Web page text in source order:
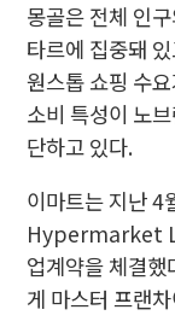
몽골은 전체 인
타르에 집중돼
원스톱 쇼핑 수
소비 특성이 노
단하고 있다.
이마트는 지난 4
Hypermarket
업계약을 체결
게 마스터 프랜